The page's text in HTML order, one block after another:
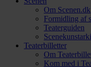
Om Scenen.dk
Formidling af
Teaterguiden
Teaterbilletter
Om
Kom med i